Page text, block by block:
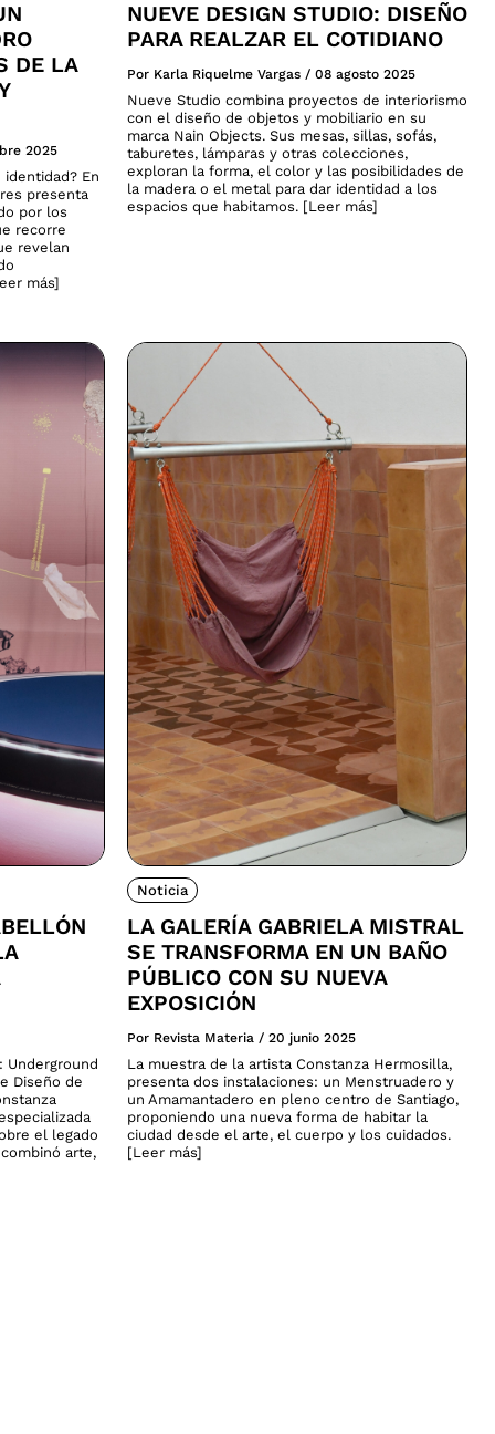
DE LA
2025
En
presenta
por los
recorre
revelan
más]
NUEVE DESIGN STUDIO: DISEÑO
PARA REALZAR EL COTIDIANO
Por Karla Riquelme Vargas / 08 agosto 2025
Nueve Studio combina proyectos de interiorismo
con el diseño de objetos y mobiliario en su
marca Nain Objects. Sus mesas, sillas, sofás,
taburetes, lámparas y otras colecciones,
exploran la forma, el color y las posibilidades de
la madera o el metal para dar identidad a los
espacios que habitamos. [Leer más]
Underground
Diseño de
el legado
arte,
Noticia
LA GALERÍA GABRIELA MISTRAL
SE TRANSFORMA EN UN BAÑO
PÚBLICO CON SU NUEVA
EXPOSICIÓN
Por Revista Materia / 20 junio 2025
La muestra de la artista Constanza Hermosilla,
presenta dos instalaciones: un Menstruadero y
un Amamantadero en pleno centro de Santiago,
proponiendo una nueva forma de habitar la
ciudad desde el arte, el cuerpo y los cuidados.
[Leer más]